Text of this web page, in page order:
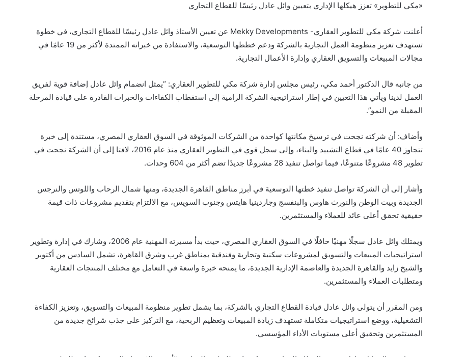
«مكي للتطوير» تعزز هيكلها الإداري بتعيين وائل عادل رئيسًا للقطاع التجاري
أعلنت شركة مكي للتطوير العقاري- Mekky Developments عن تعيين الأستاذ وائل عادل رئيسًا للقطاع التجاري، في خطوة
تستهدف تعزيز منظومة العمل التجارية بالشركة ودعم خططها التوسعية، والاستفادة من خبراته الممتدة لأكثر من 19 عامًا في
مجالات المبيعات والتسويق العقاري وإدارة الأعمال التجارية.
من جانبه قال الدكتور أحمد مكي، رئيس مجلس إدارة شركة مكي للتطوير العقاري: “يمثل انضمام وائل عادل إضافة قوية لفريق
العمل لدينا ويأتي هذا التعيين في إطار استراتيجية الشركة الرامية إلى استقطاب الكفاءات والخبرات القادرة على قيادة المرحلة
المقبلة من النمو”.
وأضاف: أن شركته نجحت في ترسيخ مكانتها كواحدة من الشركات الموثوقة في السوق العقاري المصري، مستندة إلى خبرة
تتجاوز 40 عامًا في قطاع التشييد والبناء، وإلى سجل قوي في التطوير العقاري منذ عام 2016، لافتا إلى أن الشركة نجحت في
تطوير 48 مشروعًا متنوعًا، فيما تواصل تنفيذ 28 مشروعًا جديدًا تضم أكثر من 604 وحدات.
وأشار إلى أن الشركة تواصل تنفيذ خطتها التوسعية في أبرز مناطق القاهرة الجديدة، ومنها شمال الرحاب واللوتس والنرجس
الجديدة وبيت الوطن والنورث هاوس والبنفسج وجاردينيا هايتس وجنوب السويس، مع الالتزام بتقديم مشروعات ذات قيمة
حقيقية تحقق أعلى عائد للعملاء والمستثمرين.
ويمتلك وائل عادل سجلًا مهنيًا حافلًا في السوق العقاري المصري، حيث بدأ مسيرته المهنية عام 2006، وشارك في إدارة وتطوير
استراتيجيات المبيعات والتسويق لمشروعات سكنية وتجارية وفندقية بمناطق غرب وشرق القاهرة، تشمل السادس من أكتوبر
والشيخ زايد والقاهرة الجديدة والعاصمة الإدارية الجديدة، ما يمنحه خبرة واسعة في التعامل مع مختلف المنتجات العقارية
ومتطلبات العملاء والمستثمرين.
ومن المقرر أن يتولى وائل عادل قيادة القطاع التجاري بالشركة، بما يشمل تطوير منظومة المبيعات والتسويق، وتعزيز الكفاءة
التشغيلية، ووضع استراتيجيات متكاملة تستهدف زيادة المبيعات وتعظيم الربحية، مع التركيز على جذب شرائح جديدة من
المستثمرين وتحقيق أعلى مستويات الأداء المؤسسي.